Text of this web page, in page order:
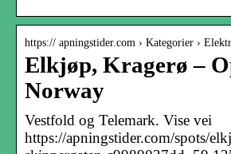
https:// apningstider.com › Kategorier ›
Elkjøp, Kragerø –
Norway
Vestfold og Telemark. Vise vei
https://apningstider.com/spots/